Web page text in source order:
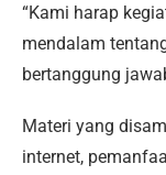
“Kami harap
mendalam
bertanggung
Materi yang
internet,